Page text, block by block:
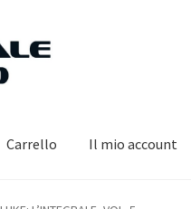
Carrello Il mio account